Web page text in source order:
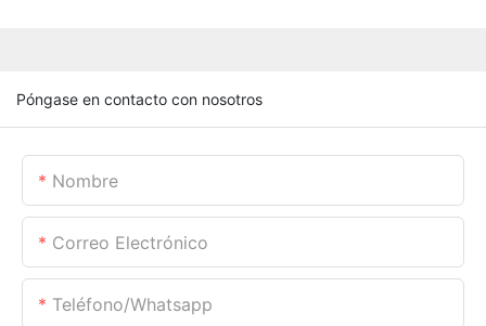
Póngase en contacto con nosotros
Nombre
Correo Electrónico
Teléfono/whatsapp